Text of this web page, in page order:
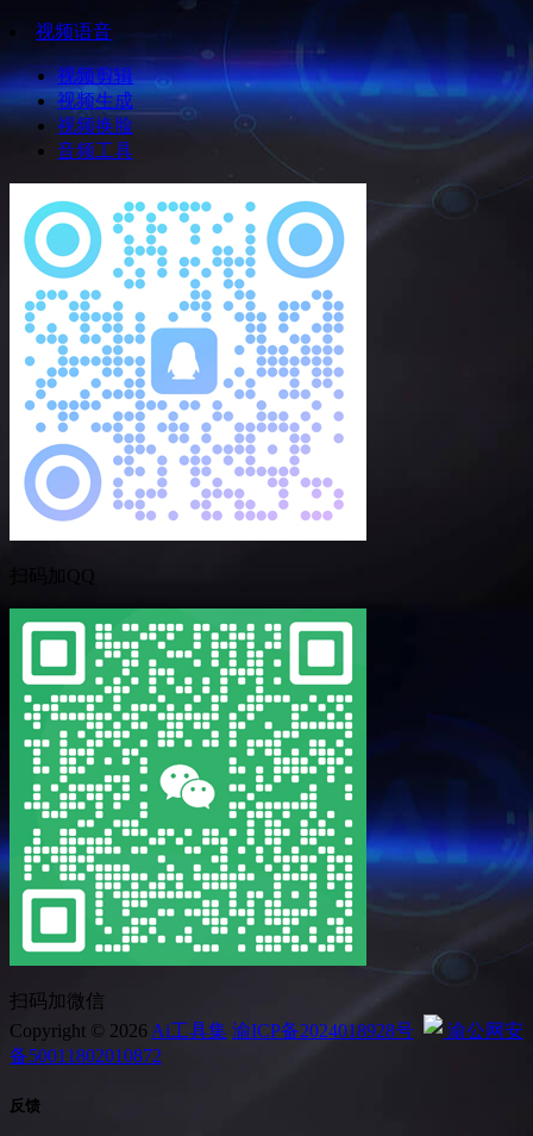
视频语音
视频剪辑
视频生成
视频换脸
音频工具
扫码加QQ
扫码加微信
Copyright © 2026 Ai工具集 渝ICP备2024018928号
渝公网安
备50011802010872
反馈